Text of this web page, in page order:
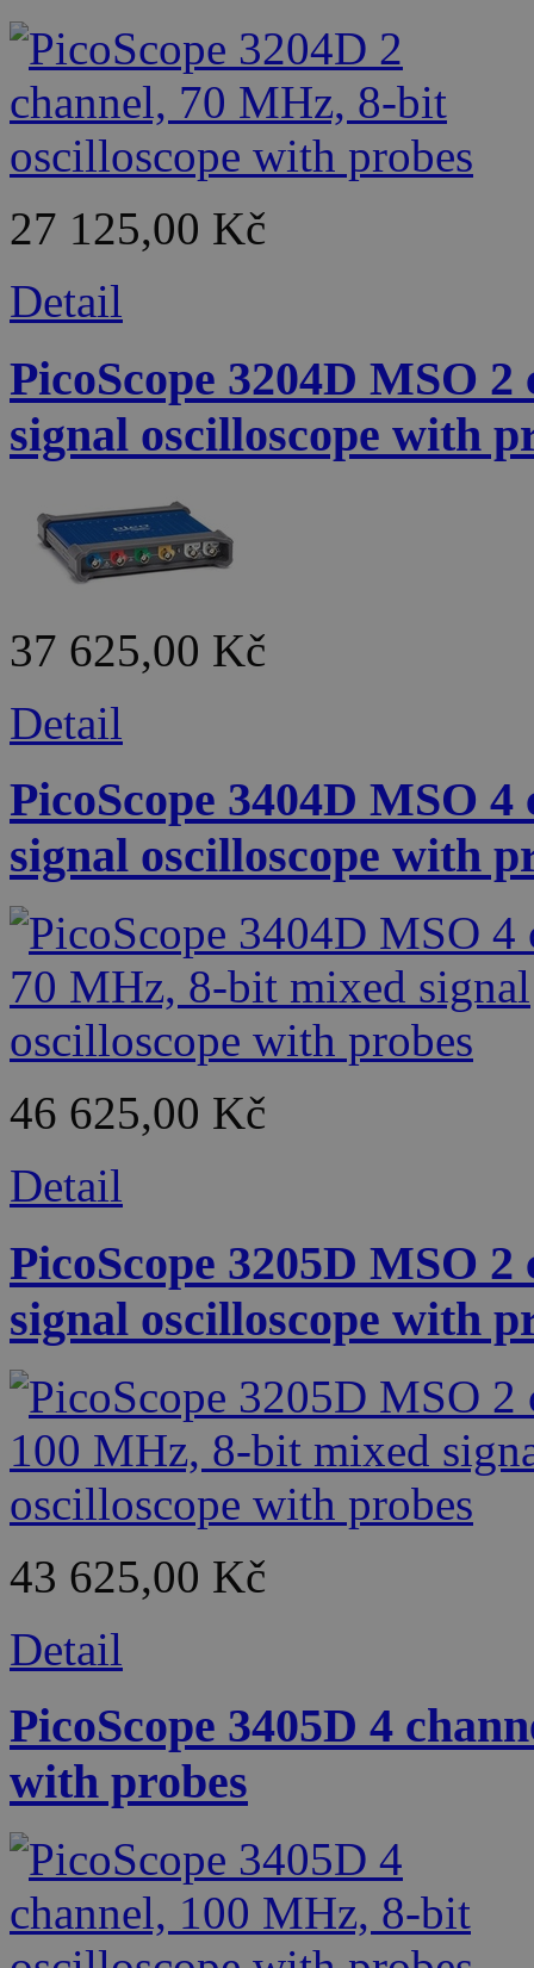
27 125,00 Kč
Detail
PicoScope 3204D MSO
signal oscilloscope with
37 625,00 Kč
Detail
PicoScope 3404D MSO
signal oscilloscope with
46 625,00 Kč
Detail
PicoScope 3205D MSO
signal oscilloscope with
43 625,00 Kč
Detail
PicoScope 3405D 4
with probes